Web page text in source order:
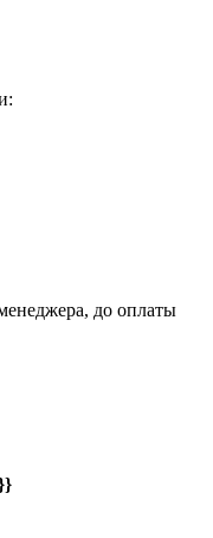
до оплаты